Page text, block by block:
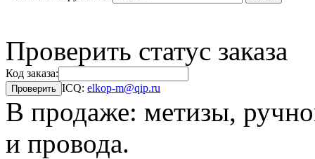
Проверить статус заказа
Код заказа:
ICQ: elkop-m@qip.ru
В продаже: метизы,
и провода.